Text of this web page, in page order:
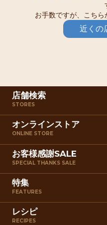
お手数ですが、こちら
近くの
店舗検索
STORES
オンラインストア
ONLINE STORE
お客様感謝SALE
SPECIAL THANKS SALE
特集
FEATURES
レシピ
RECIPES